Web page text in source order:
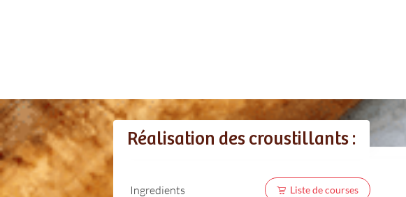
Réalisation des croustillants :
Ingredients Liste de courses